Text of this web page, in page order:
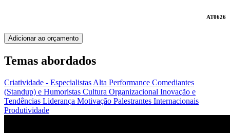
AT0626
Adicionar ao orçamento
Temas abordados
Criatividade - Especialistas Alta Performance Comediantes
(Standup) e Humoristas Cultura Organizacional Inovação e
Tendências Liderança Motivação Palestrantes Internacionais
Produtividade